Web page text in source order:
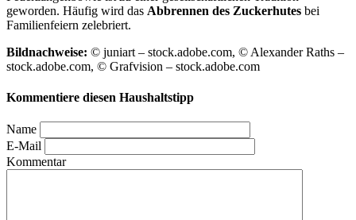
geworden. Häufig wird das Abbrennen des Zuckerhutes bei
Familienfeiern zelebriert.
Bildnachweise: © juniart – stock.adobe.com, © Alexander Raths –
stock.adobe.com, © Grafvision – stock.adobe.com
Kommentiere diesen Haushaltstipp
Name
E-Mail
Kommentar